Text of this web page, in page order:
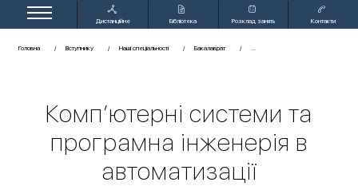
Дистанційне
Бібліотека Розклад занять Контакти
Головна Вступнику Наші спеціальності Бакалаврат
Комп’ютерні системи та
програмна інженерія в
автоматизації